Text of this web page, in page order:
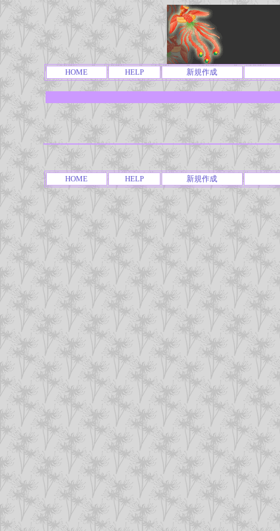
HOME HELP 新規作成
HOME HELP 新規作成